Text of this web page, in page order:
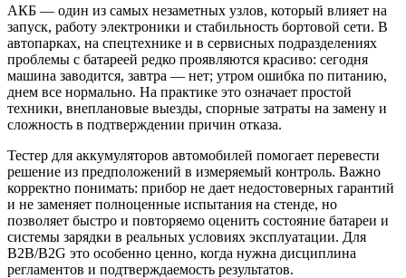
АКБ — один из самых незаметных узлов, который влияет на
запуск, работу электроники и стабильность бортовой сети. В
автопарках, на спецтехнике и в сервисных подразделениях
проблемы с батареей редко проявляются красиво: сегодня
машина заводится, завтра — нет; утром ошибка по питанию,
днем все нормально. На практике это означает простой
техники, внеплановые выезды, спорные затраты на замену и
сложность в подтверждении причин отказа.
Тестер для аккумуляторов автомобилей помогает перевести
решение из предположений в измеряемый контроль. Важно
корректно понимать: прибор не дает недостоверных гарантий
и не заменяет полноценные испытания на стенде, но
позволяет быстро и повторяемо оценить состояние батареи и
системы зарядки в реальных условиях эксплуатации. Для
B2B/B2G это особенно ценно, когда нужна дисциплина
регламентов и подтверждаемость результатов.